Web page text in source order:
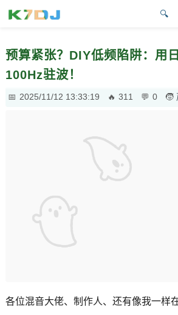
预算紧张？DIY低频陷阱：用
100Hz驻波！
2025/11/12 13:33:19 311 0
各位混音大佬、制作人、还有像我一样